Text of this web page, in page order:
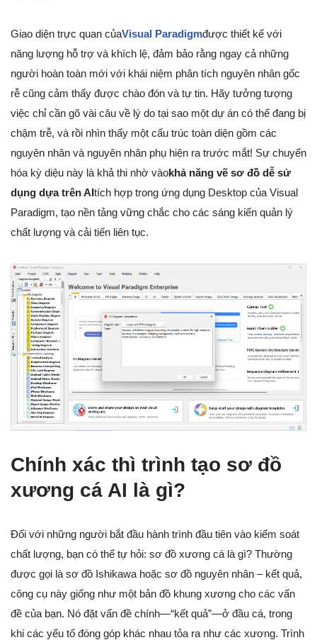
Giao diện trực quan củaVisual Paradigmđược thiết kế với
năng lượng hỗ trợ và khích lệ, đảm bảo rằng ngay cả những
người hoàn toàn mới với khái niệm phân tích nguyên nhân gốc
rễ cũng cảm thấy được chào đón và tự tin. Hãy tưởng tượng
việc chỉ cần gõ vài câu về lý do tại sao một dự án có thể đang bị
chậm trễ, và rồi nhìn thấy một cấu trúc toàn diện gồm các
nguyên nhân và nguyên nhân phụ hiện ra trước mắt! Sự chuyển
hóa kỳ diệu này là khả thi nhờ vàokhả năng vẽ sơ đồ dễ sử
dụng dựa trên AItích hợp trong ứng dụng Desktop của Visual
Paradigm, tạo nền tảng vững chắc cho các sáng kiến quản lý
chất lượng và cải tiến liên tục.
Chính xác thì trình tạo sơ đồ
xương cá AI là gì?
Đối với những người bắt đầu hành trình đầu tiên vào kiểm soát
chất lượng, bạn có thể tự hỏi: sơ đồ xương cá là gì? Thường
được gọi là sơ đồ Ishikawa hoặc sơ đồ nguyên nhân – kết quả,
công cụ này giống như một bản đồ khung xương cho các vấn
đề của bạn. Nó đặt vấn đề chính—“kết quả”—ở đầu cá, trong
khi các yếu tố đóng góp khác nhau tỏa ra như các xương. Trình